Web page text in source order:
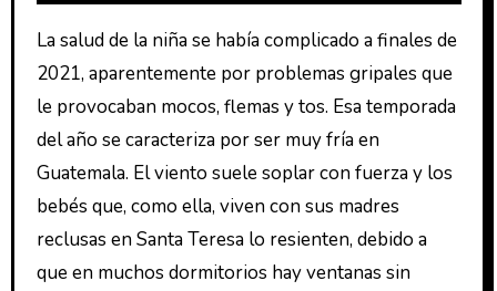
La salud de la niña se había complicado a finales de
2021, aparentemente por problemas gripales que
le provocaban mocos, flemas y tos. Esa temporada
del año se caracteriza por ser muy fría en
Guatemala. El viento suele soplar con fuerza y los
bebés que, como ella, viven con sus madres
reclusas en Santa Teresa lo resienten, debido a
que en muchos dormitorios hay ventanas sin